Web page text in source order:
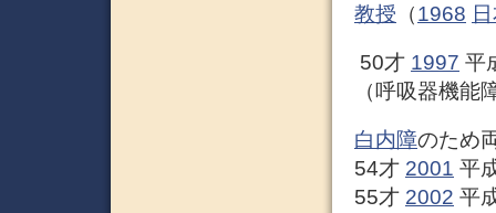
教授 （1968
50才 1997 平
（呼吸器機能
白内障のため
54才 2001 平
55才 2002 平